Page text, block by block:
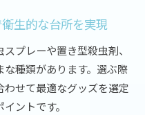
ウバエ対策グッズの活
バエ駆除アイデア
て再発を防ぐポイント
生的な台所を実現
プレーや置き型殺虫剤、
種類があります。選ぶ際
せて最適なグッズを選定
ントです。